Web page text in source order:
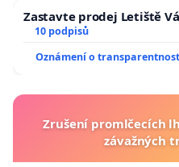
Zastavte prodej Letiště
10 podpisů
Oznámení o
Zrušení promlčecích
závažných